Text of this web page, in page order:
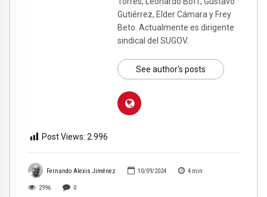
Fernando Alexis Jiménez 10/09/2024 4 min
2996 0
Gutiérrez, Elder Cámara y Frey
Beto. Actualmente es dirigente
sindical del SUGOV.
See author's posts
Post Views: 2.996